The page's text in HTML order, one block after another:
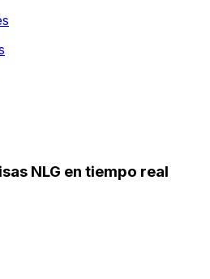
NLG en tiempo real